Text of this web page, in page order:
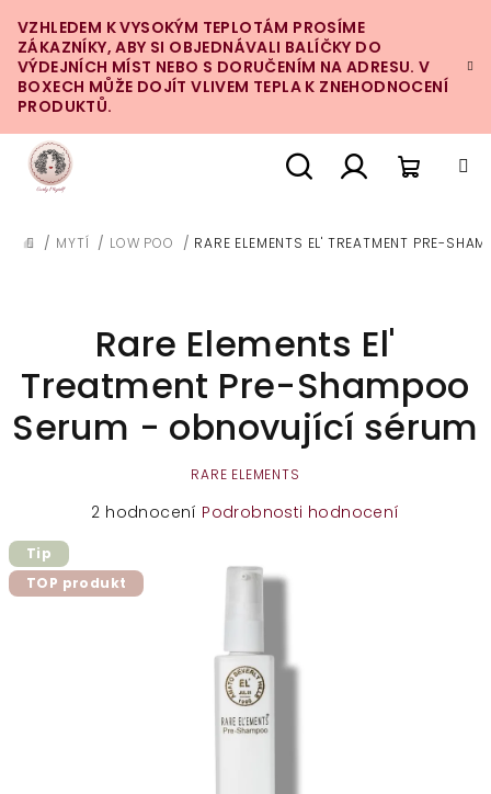
na
obsah
VZHLEDEM K VYSOKÝM TEPLOTÁM PROSÍME
ZÁKAZNÍKY, ABY SI OBJEDNÁVALI BALÍČKY DO
VÝDEJNÍCH MÍST NEBO S DORUČENÍM NA ADRESU. V
BOXECH MŮŽE DOJÍT VLIVEM TEPLA K ZNEHODNOCENÍ
PRODUKTŮ.
DOMŮ
/ MYTÍ / LOW POO / RARE ELEMENTS EL' TREATMENT PRE-
Rare Elements El'
Treatment Pre-Shampoo
Serum - obnovující sérum
RARE ELEMENTS
Průměrné
je
5,0
2 hodnocení Podrobnosti hodnocení
Tip
TOP produkt